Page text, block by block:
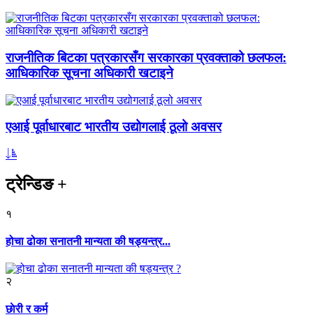
राजनीतिक बिटका पत्रकारसँग सरकारका प्रवक्ताको छलफल:
आधिकारिक सूचना अधिकारी खटाइने
एआई पूर्वाधारबाट भारतीय उद्योगलाई ठूलो अवसर
ट्रेन्डिङ+
१
होचा ढोका सनातनी मान्यता की षड्यन्त्र...
२
छाेरी र कर्म